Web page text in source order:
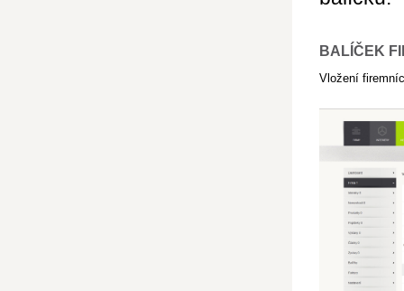
BALÍČEK
Vložení